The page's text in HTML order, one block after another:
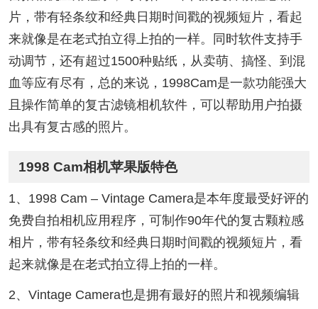
片，带有轻条纹和经典日期时间戳的视频短片，看起
来就像是在老式拍立得上拍的一样。同时软件支持手
动调节，还有超过1500种贴纸，从卖萌、搞怪、到混
血等应有尽有，总的来说，1998Cam是一款功能强大
且操作简单的复古滤镜相机软件，可以帮助用户拍摄
出具有复古感的照片。
1998 Cam相机苹果版特色
1、1998 Cam – Vintage Camera是本年度最受好评的
免费自拍相机应用程序，可制作90年代的复古颗粒感
相片，带有轻条纹和经典日期时间戳的视频短片，看
起来就像是在老式拍立得上拍的一样。
2、Vintage Camera也是拥有最好的照片和视频编辑